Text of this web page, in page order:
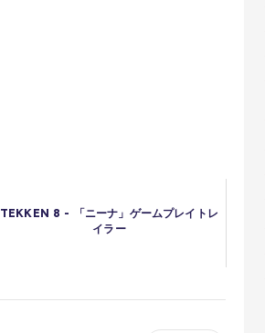
TEKKEN 8 - 「ニーナ」ゲームプレイトレ
イラー